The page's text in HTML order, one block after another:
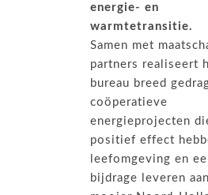
energie- en
warmtetransitie.
Samen met
partners realiseert
bureau breed
coöperatieve
energieprojecten
positief effect
leefomgeving en
bijdrage leveren